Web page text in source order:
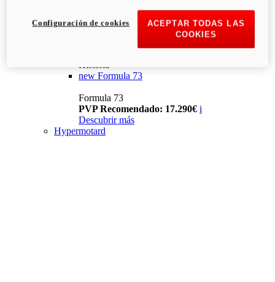
Historia
new Formula 73
Formula 73
PVP Recomendado: 17.290€ i
Descubrir más
Hypermotard
ACEPTAR TODAS LAS
COOKIES
Configuración de cookies